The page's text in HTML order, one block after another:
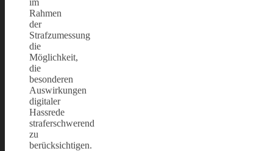
Rahmen
der
Strafzumessung
die
Möglichkeit,
die
besonderen
Auswirkungen
digitaler
Hassrede
straferschwerend
zu
berücksichtigen.